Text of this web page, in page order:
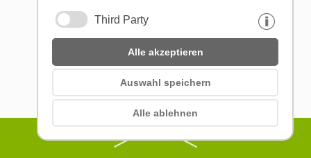
der ausgewählten Cookies erlauben.
Ihre Einwilligung können Sie jederzeit
widerrufen.
Third Party
Alle akzeptieren
Auswahl speichern
Alle ablehnen